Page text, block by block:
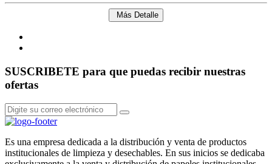
Más Detalle
SUSCRIBETE para que puedas recibir nuestras
ofertas
Es una empresa dedicada a la distribución y venta de productos
institucionales de limpieza y desechables. En sus inicios se dedicaba